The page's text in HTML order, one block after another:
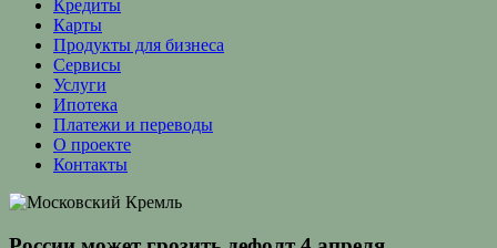
Кредиты
Карты
Продукты для бизнеса
Сервисы
Услуги
Ипотека
Платежи и переводы
О проекте
Контакты